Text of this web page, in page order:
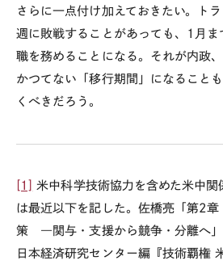
さらに一点付け加えておきたい。ト
週に敗戦することがあっても、
1 月ま
職を務めることになる。それが内政
かつてない「移行期間」になること
くべきだろう。
[1]
米中科学技術協力を含めた米中
は最近以下を記した。佐橋亮「第2
策 ―関与・支援から競争・分離へ」
日本経済研究センター編『技術覇権